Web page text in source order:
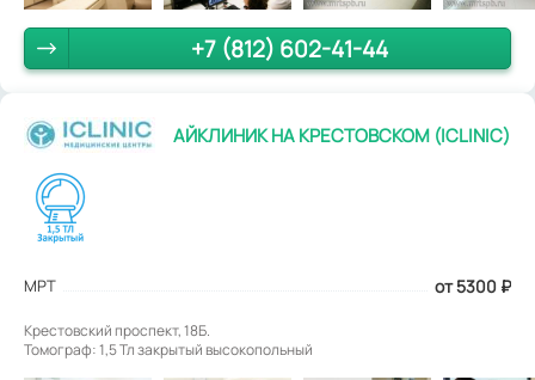
+7 (812) 602-41-44
АЙКЛИНИК НА КРЕСТОВСКОМ (ICLINIC)
МРТ от 5300 ₽
Крестовский проспект, 18Б.
Томограф: 1,5 Тл закрытый высокопольный